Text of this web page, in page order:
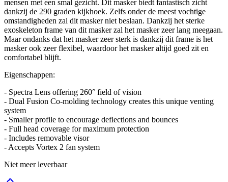
JT Flex 8 Camo thermal met dubbele lens. Comfortabel masker voor
mensen met een smal gezicht. Dit masker biedt fantastisch zicht
dankzij de 290 graden kijkhoek. Zelfs onder de meest vochtige
omstandigheden zal dit masker niet beslaan. Dankzij het sterke
exoskeleton frame van dit masker zal het masker zeer lang meegaan.
Maar ondanks dat het masker zeer sterk is dankzij dit frame is het
masker ook zeer flexibel, waardoor het masker altijd goed zit en
- Spectra Lens offering 260° field of vision
- Dual Fusion Co-molding technology creates this unique venting
system
- Smaller profile to encourage deflections and bounces
- Full head coverage for maximum protection
- Includes removable visor
Niet meer leverbaar